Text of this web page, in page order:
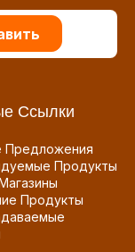
Ссылки
Предложения
Продукты
Продукты